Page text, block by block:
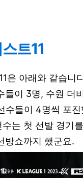
트11
은 아래와 같습니
들이 3명, 수원 더
수들이 4명씩 포
는 첫 선발 경기
방쇼까지 했군요.